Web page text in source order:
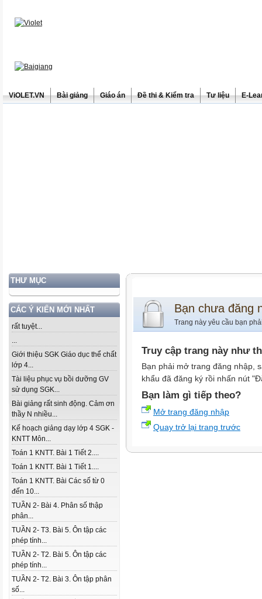
ViOLET.VN Bài giảng Giáo án Đề thi & Kiểm tra Tư liệu E-
THƯ MỤC
CÁC Ý KIẾN MỚI NHẤT
rất tuyệt...
...
Giới thiệu SGK Giáo dục thể chất
lớp 4...
Tài liệu phục vụ bồi dưỡng GV
sử dụng SGK...
Bài giảng rất sinh động. Cảm ơn
thầy N nhiều...
Kế hoạch giảng dạy lớp 4 SGK -
KNTT Môn...
Toán 1 KNTT. Bài 1 Tiết 2....
Toán 1 KNTT. Bài 1 Tiết 1....
Toán 1 KNTT. Bài Các số từ 0
đến 10...
TUẦN 2- Bài 4. Phân số thập
phân...
TUẦN 2- T3. Bài 5. Ôn tập các
phép tính...
TUẦN 2- T2. Bài 5. Ôn tập các
phép tính...
TUẦN 2- T2. Bài 3. Ôn tập phân
số...
Bạn chưa đăng
Trang này yêu cầu bạn
Truy cập trang này như
Bạn phải mở trang đăng nhập,
khẩu đã đăng ký rồi nhấn nút
Bạn làm gì tiếp theo?
Mở trang đăng nhập
Quay trở lại trang trước